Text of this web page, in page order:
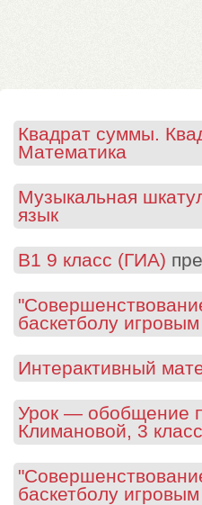
Квадрат суммы.
Математика
Музыкальная
язык
В1 9 класс (ГИА)
баскетболу
Интерактивный
Урок — обобщение
Климановой, 3
баскетболу